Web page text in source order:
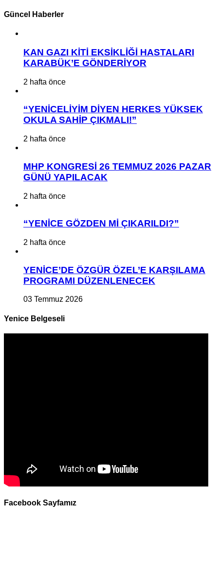
Güncel Haberler
KAN GAZI KİTİ EKSİKLİĞİ HASTALARI
KARABÜK’E GÖNDERİYOR
2 hafta önce
“YENİCELİYİM DİYEN HERKES YÜKSEK
OKULA SAHİP ÇIKMALI!”
2 hafta önce
MHP KONGRESİ 26 TEMMUZ 2026 PAZAR
GÜNÜ YAPILACAK
2 hafta önce
“YENİCE GÖZDEN Mİ ÇIKARILDI?”
2 hafta önce
YENİCE’DE ÖZGÜR ÖZEL’E KARŞILAMA
PROGRAMI DÜZENLENECEK
03 Temmuz 2026
Yenice Belgeseli
Facebook Sayfamız